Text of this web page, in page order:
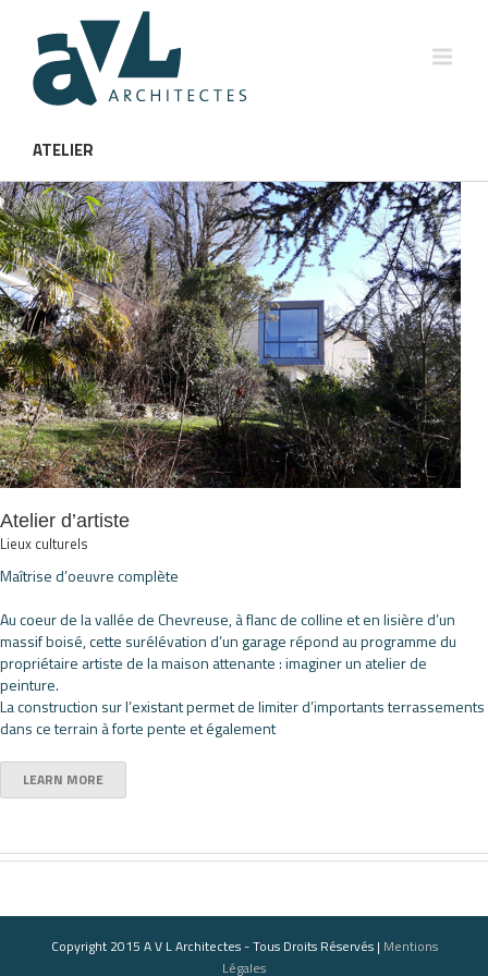
ATELIER
Atelier d’artiste
Lieux culturels
Maîtrise d’oeuvre complète
Au coeur de la vallée de Chevreuse, à flanc de colline et en lisière d’un
massif boisé, cette surélévation d’un garage répond au programme du
propriétaire artiste de la maison attenante : imaginer un atelier de
peinture.
La construction sur l’existant permet de limiter d’importants terrassements
dans ce terrain à forte pente et également
LEARN MORE
Copyright 2015 A V L Architectes - Tous Droits Réservés | Mentions
Légales